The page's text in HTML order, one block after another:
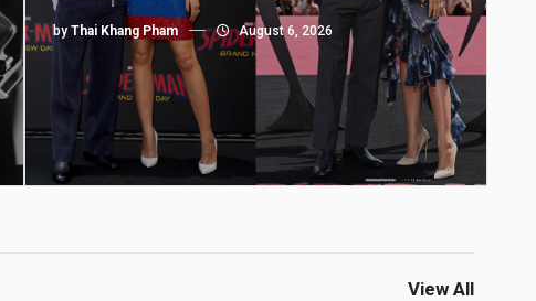
byThai Khang Pham August 6, 2026
View All